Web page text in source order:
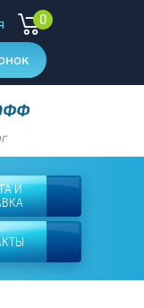
0
И